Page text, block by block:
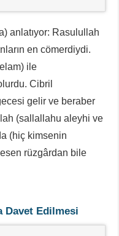
anlatıyor: Rasulullah
en cömerdiydi.
ile
Cibril
gelir ve beraber
(sallallahu aleyhi ve
(hiç kimsenin
rüzgârdan bile
Davet Edilmesi